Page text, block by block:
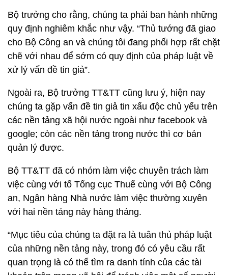
Bộ trưởng cho rằng, chúng ta phải ban hành những
quy định nghiêm khắc như vậy. “Thủ tướng đã giao
cho Bộ Công an và chúng tôi đang phối hợp rất chặt
chẽ với nhau để sớm có quy định của pháp luật về
xử lý vấn đề tin giả”.
Ngoài ra, Bộ trưởng TT&TT cũng lưu ý, hiện nay
chúng ta gặp vấn đề tin giả tin xấu độc chủ yếu trên
các nền tảng xã hội nước ngoài như facebook và
google; còn các nền tảng trong nước thì cơ bản
quản lý được.
Bộ TT&TT đã có nhóm làm việc chuyên trách làm
việc cùng với tổ Tổng cục Thuế cùng với Bộ Công
an, Ngân hàng Nhà nước làm việc thường xuyên
với hai nền tảng này hàng tháng.
“Mục tiêu của chúng ta đặt ra là tuân thủ pháp luật
của những nền tảng này, trong đó có yêu cầu rất
quan trọng là có thể tìm ra danh tính của các tài